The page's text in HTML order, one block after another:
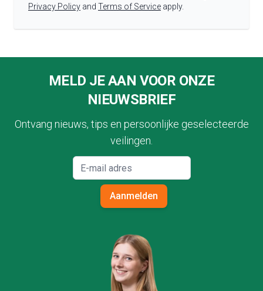
Privacy Policy and Terms of Service apply.
MELD JE AAN VOOR ONZE
NIEUWSBRIEF
Ontvang nieuws, tips en persoonlijke geselecteerde
veilingen.
Aanmelden